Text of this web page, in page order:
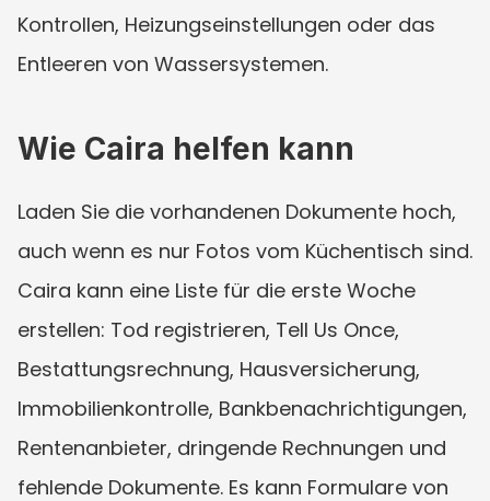
Kontrollen, Heizungseinstellungen oder das
Entleeren von Wassersystemen.
Wie Caira helfen kann
Laden Sie die vorhandenen Dokumente hoch,
auch wenn es nur Fotos vom Küchentisch sind.
Caira kann eine Liste für die erste Woche
erstellen: Tod registrieren, Tell Us Once,
Bestattungsrechnung, Hausversicherung,
Immobilienkontrolle, Bankbenachrichtigungen,
Rentenanbieter, dringende Rechnungen und
fehlende Dokumente. Es kann Formulare von